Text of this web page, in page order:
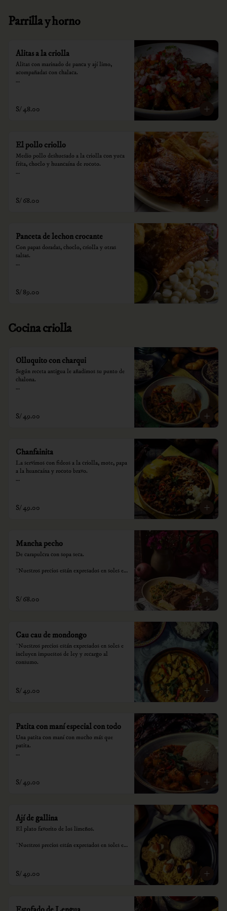
Parrilla y horno
Alitas a la criolla
Alitas con marinado de panca y ají limo,
acompañadas con chalaca.
consumo.
S/ 48.00
El pollo criollo
Medio pollo deshuesado a la criolla con yuca
frita, choclo y huancaína de rocoto.
consumo.
S/ 68.00
Panceta de lechon crocante
Con papas doradas, choclo, criolla y otras
salsas.
consumo.
S/ 89.00
Cocina criolla
Olluquito con charqui
Según receta antigua le añadimos su punto de
chalona.
consumo.
S/ 49.00
Chanfainita
La servimos con fideos a la criolla, mote, papa
a la huancaína y rocoto bravo.
consumo.
S/ 49.00
Mancha pecho
De carapulcra con sopa seca.
*Nuestros precios están expresados en soles e
S/ 68.00
Cau cau de mondongo
*Nuestros precios están expresados en soles e
incluyen impuestos de ley y recargo al
consumo.
S/ 49.00
Patita con maní especial con todo
Una patita con maní con mucho más que
patita.
consumo.
S/ 49.00
Ají de gallina
El plato favorito de los limeños.
*Nuestros precios están expresados en soles e
S/ 49.00